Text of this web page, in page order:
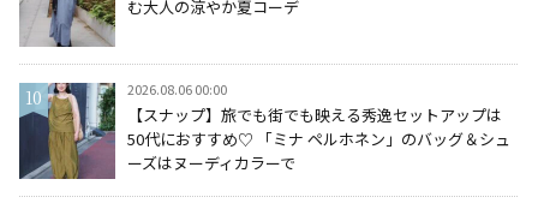
む大人の涼やか夏コーデ
2026.08.06 00:00
【スナップ】旅でも街でも映える秀逸セットアップは
50代におすすめ♡ 「ミナ ペルホネン」のバッグ＆シュ
ーズはヌーディカラーで